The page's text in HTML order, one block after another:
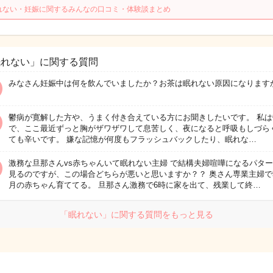
ない・妊娠に関するみんなの口コミ・体験談まとめ
ない」に関する質問
みなさん妊娠中は何を飲んでいましたか？お茶は眠れない原因になります
鬱病が寛解した方や、うまく付き合えている方にお聞きしたいです。 私
で、ここ最近ずっと胸がザワザワして息苦しく、夜になると呼吸もしづら
ても辛いです。 嫌な記憶が何度もフラッシュバックしたり、眠れな…
激務な旦那さんvs赤ちゃんいて眠れない主婦 で結構夫婦喧嘩になるパタ
見るのですが、この場合どちらが悪いと思いますか？？ 奥さん専業主婦で
月の赤ちゃん育ててる。 旦那さん激務で6時に家を出て、残業して終…
「眠れない」に関する質問をもっと見る